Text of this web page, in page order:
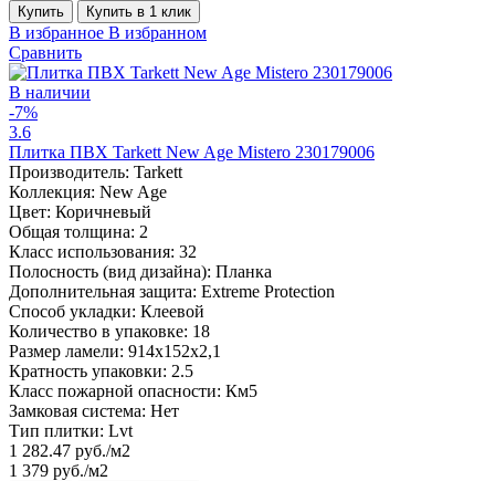
Купить Купить в 1 клик
В избранное В избранном
Сравнить
В наличии
-7%
3.6
Плитка ПВХ Tarkett New Age Mistero 230179006
Производитель: Tarkett
Коллекция: New Age
Цвет: Коричневый
Общая толщина: 2
Класс использования: 32
Полосность (вид дизайна): Планка
Дополнительная защита: Extreme Protection
Способ укладки: Клеевой
Количество в упаковке: 18
Размер ламели: 914x152x2,1
Кратность упаковки: 2.5
Класс пожарной опасности: Км5
Замковая система: Нет
Тип плитки: Lvt
1 282.47 руб./м2
1 379 руб./м2